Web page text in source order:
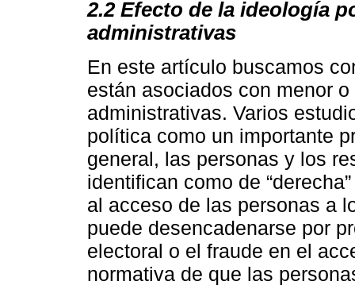
2.2 Efecto de la ideología
administrativas
En este artículo buscamos
están asociados con menor
administrativas. Varios
política como un importante
general, las personas y los
identifican como de
al acceso de las personas a
puede desencadenarse por
electoral o el fraude en el
normativa de que las